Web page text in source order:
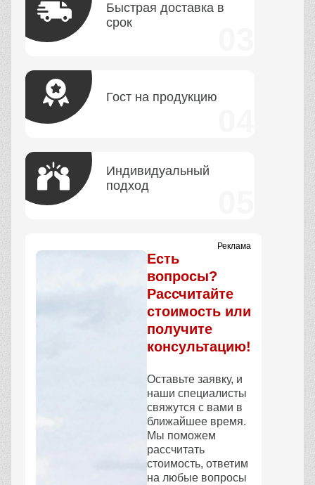
Быстрая доставка в
срок
Гост на продукцию
Индивидуальный
подход
Реклама
Есть
вопросы?
Рассчитайте
стоимость или
получите
консультацию!
Оставьте заявку, и
наши специалисты
свяжутся с вами в
ближайшее время.
Мы поможем
рассчитать
стоимость, ответим
на любые вопросы